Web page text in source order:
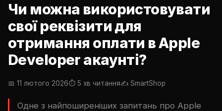
Чи можна використовувати
свої реквізити для
отримання оплати в Apple
Developer акаунті?
📅 11 лютого 2026⏱ 5 хв читання✍️ SmartShop
Одне з найпоширеніших запитань про Apple